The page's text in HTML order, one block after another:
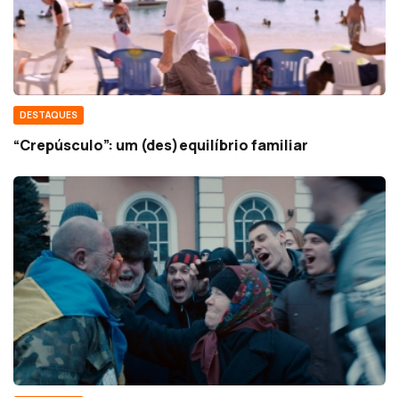
DESTAQUES
“Crepúsculo”: um (des)equilíbrio familiar